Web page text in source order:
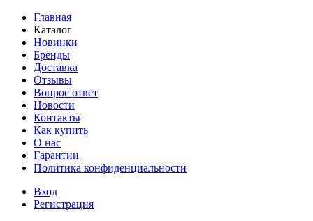
Главная
Каталог
Новинки
Бренды
Доставка
Отзывы
Вопрос ответ
Новости
Контакты
Как купить
О нас
Гарантии
Политика конфиденциальности
Вход
Регистрация